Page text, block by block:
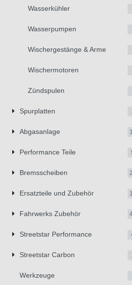
Wasserkühler
Wasserpumpen
Wischergestänge & Arme
Wischermotoren
Zündspulen
Spurplatten
Abgasanlage
Performance Teile
Bremsscheiben
Ersatzteile und Zubehör
Fahrwerks Zubehör
Streetstar Performance
Streetstar Carbon
Werkzeuge